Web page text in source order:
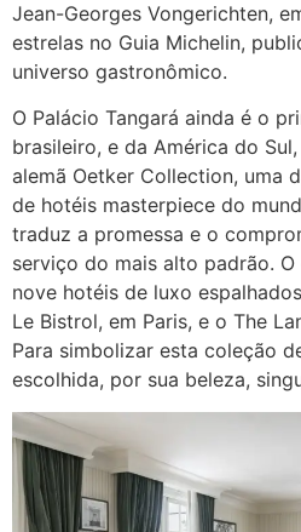
Jean-Georges Vongerichten,
estrelas no Guia Michelin,
universo gastronômico.
O Palácio Tangará ainda é o
brasileiro, e da América do
alemã Oetker Collection, uma
de hotéis masterpiece do
traduz a promessa e o
serviço do mais alto padrão.
nove hotéis de luxo
Le Bistrol, em Paris, e o The
Para simbolizar esta coleção
escolhida, por sua beleza,